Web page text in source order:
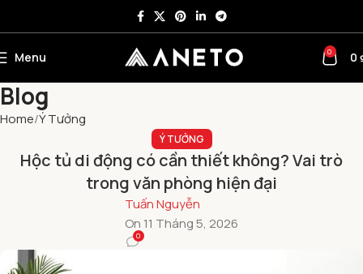
Menu 0 0
Blog
Home Ý Tưởng
Ý TƯỞNG
Hộc tủ di động có cần thiết không? Vai trò
trong văn phòng hiện đại
Tuấn Nguyễn
On 11 Tháng 5, 2026
0